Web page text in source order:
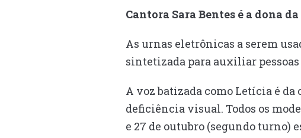
Cantora Sara Bentes é a dona
As urnas eletrônicas a serem
sintetizada para auxiliar
A voz batizada como Letícia é da
deficiência visual. Todos os
e 27 de outubro (segundo turno)